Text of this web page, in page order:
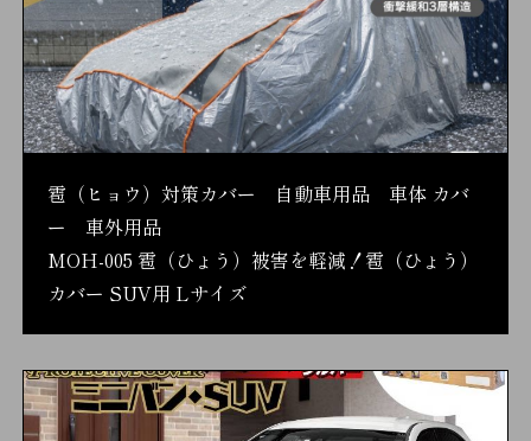
雹（ヒョウ）対策カバー 自動車用品 車体 カバ
ー 車外用品
MOH-005 雹（ひょう）被害を軽減！雹（ひょう）
カバー SUV用 Lサイズ